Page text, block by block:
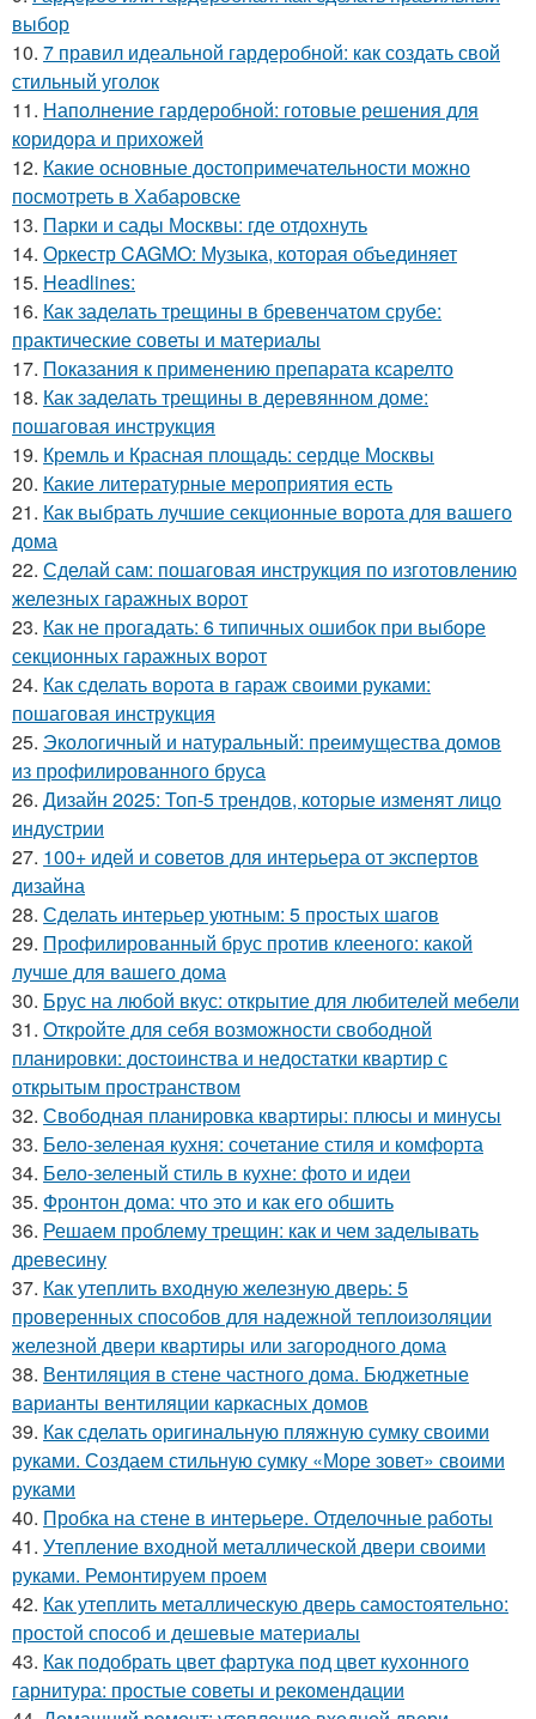
выбор
10. 7 правил идеальной гардеробной: как создать свой
стильный уголок
11. Наполнение гардеробной: готовые решения для
коридора и прихожей
12. Какие основные достопримечательности можно
посмотреть в Хабаровске
13. Парки и сады Москвы: где отдохнуть
14. Оркестр CAGMO: Музыка, которая объединяет
15. Headlines:
16. Как заделать трещины в бревенчатом срубе:
практические советы и материалы
17. Показания к применению препарата ксарелто
18. Как заделать трещины в деревянном доме:
пошаговая инструкция
19. Кремль и Красная площадь: сердце Москвы
20. Какие литературные мероприятия есть
21. Как выбрать лучшие секционные ворота для вашего
дома
22. Сделай сам: пошаговая инструкция по изготовлению
железных гаражных ворот
23. Как не прогадать: 6 типичных ошибок при выборе
секционных гаражных ворот
24. Как сделать ворота в гараж своими руками:
пошаговая инструкция
25. Экологичный и натуральный: преимущества домов
из профилированного бруса
26. Дизайн 2025: Топ-5 трендов, которые изменят лицо
индустрии
27. 100+ идей и советов для интерьера от экспертов
дизайна
28. Сделать интерьер уютным: 5 простых шагов
29. Профилированный брус против клееного: какой
лучше для вашего дома
30. Брус на любой вкус: открытие для любителей мебели
31. Откройте для себя возможности свободной
планировки: достоинства и недостатки квартир с
открытым пространством
32. Свободная планировка квартиры: плюсы и минусы
33. Бело-зеленая кухня: сочетание стиля и комфорта
34. Бело-зеленый стиль в кухне: фото и идеи
35. Фронтон дома: что это и как его обшить
36. Решаем проблему трещин: как и чем заделывать
древесину
37. Как утеплить входную железную дверь: 5
проверенных способов для надежной теплоизоляции
железной двери квартиры или загородного дома
38. Вентиляция в стене частного дома. Бюджетные
варианты вентиляции каркасных домов
39. Как сделать оригинальную пляжную сумку своими
руками. Создаем стильную сумку «Море зовет» своими
руками
40. Пробка на стене в интерьере. Отделочные работы
41. Утепление входной металлической двери своими
руками. Ремонтируем проем
42. Как утеплить металлическую дверь самостоятельно:
простой способ и дешевые материалы
43. Как подобрать цвет фартука под цвет кухонного
гарнитура: простые советы и рекомендации